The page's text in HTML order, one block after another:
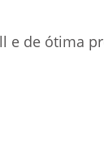
e de ótima